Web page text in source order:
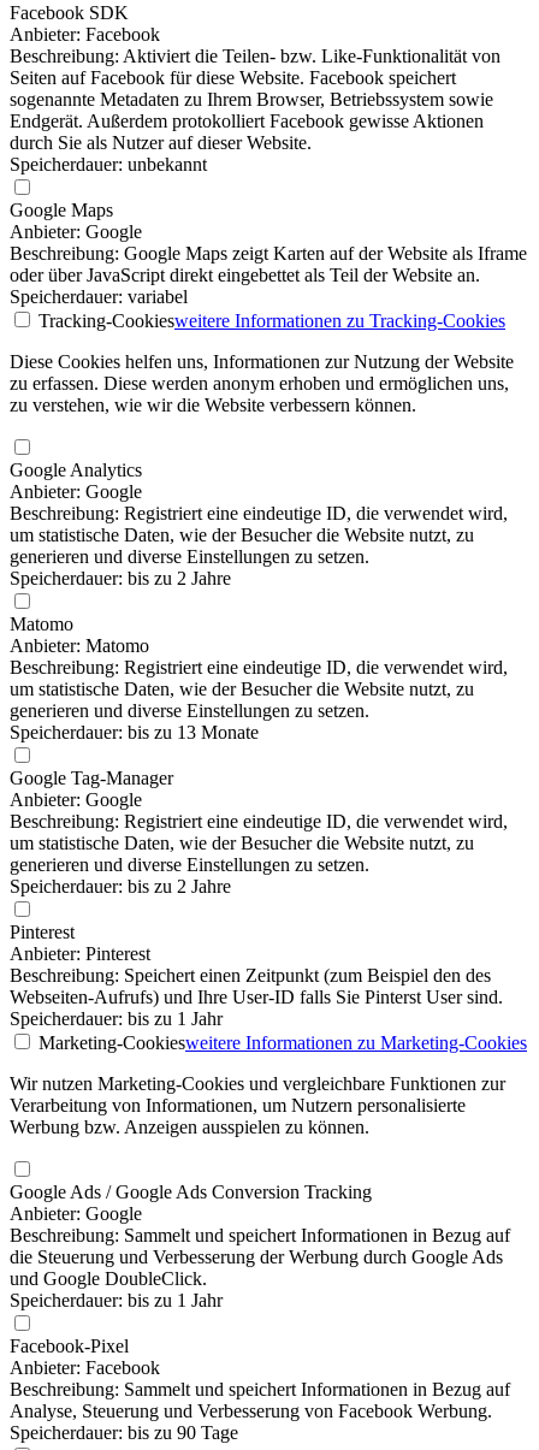
Facebook SDK
Anbieter: Facebook
Beschreibung: Aktiviert die Teilen- bzw. Like-Funktionalität von
Seiten auf Facebook für diese Website. Facebook speichert
sogenannte Metadaten zu Ihrem Browser, Betriebssystem sowie
Endgerät. Außerdem protokolliert Facebook gewisse Aktionen
durch Sie als Nutzer auf dieser Website.
Speicherdauer: unbekannt
Google Maps
Anbieter: Google
Beschreibung: Google Maps zeigt Karten auf der Website als Iframe
oder über JavaScript direkt eingebettet als Teil der Website an.
Speicherdauer: variabel
Tracking-Cookiesweitere Informationen zu Tracking-Cookies
Diese Cookies helfen uns, Informationen zur Nutzung der Website
zu erfassen. Diese werden anonym erhoben und ermöglichen uns,
zu verstehen, wie wir die Website verbessern können.
Google Analytics
Anbieter: Google
Beschreibung: Registriert eine eindeutige ID, die verwendet wird,
um statistische Daten, wie der Besucher die Website nutzt, zu
generieren und diverse Einstellungen zu setzen.
Speicherdauer: bis zu 2 Jahre
Matomo
Anbieter: Matomo
Beschreibung: Registriert eine eindeutige ID, die verwendet wird,
um statistische Daten, wie der Besucher die Website nutzt, zu
generieren und diverse Einstellungen zu setzen.
Speicherdauer: bis zu 13 Monate
Google Tag-Manager
Anbieter: Google
Beschreibung: Registriert eine eindeutige ID, die verwendet wird,
um statistische Daten, wie der Besucher die Website nutzt, zu
generieren und diverse Einstellungen zu setzen.
Speicherdauer: bis zu 2 Jahre
Pinterest
Anbieter: Pinterest
Beschreibung: Speichert einen Zeitpunkt (zum Beispiel den des
Webseiten-Aufrufs) und Ihre User-ID falls Sie Pinterst User sind.
Speicherdauer: bis zu 1 Jahr
Marketing-Cookiesweitere Informationen zu Marketing-Cookies
Wir nutzen Marketing-Cookies und vergleichbare Funktionen zur
Verarbeitung von Informationen, um Nutzern personalisierte
Werbung bzw. Anzeigen ausspielen zu können.
Google Ads / Google Ads Conversion Tracking
Anbieter: Google
Beschreibung: Sammelt und speichert Informationen in Bezug auf
die Steuerung und Verbesserung der Werbung durch Google Ads
und Google DoubleClick.
Speicherdauer: bis zu 1 Jahr
Facebook-Pixel
Anbieter: Facebook
Beschreibung: Sammelt und speichert Informationen in Bezug auf
Analyse, Steuerung und Verbesserung von Facebook Werbung.
Speicherdauer: bis zu 90 Tage